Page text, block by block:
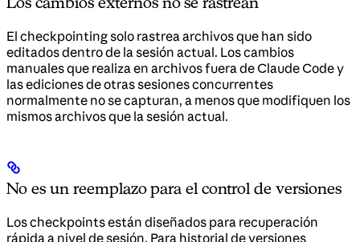
El checkpointing solo rastrea archivos que han sido
editados dentro de la sesión actual. Los cambios
manuales que realiza en archivos fuera de Claude Code y
las ediciones de otras sesiones concurrentes
normalmente no se capturan, a menos que modifiquen los
mismos archivos que la sesión actual.
No es un reemplazo para el control de versiones
Los checkpoints están diseñados para recuperación
rápida a nivel de sesión. Para historial de versiones